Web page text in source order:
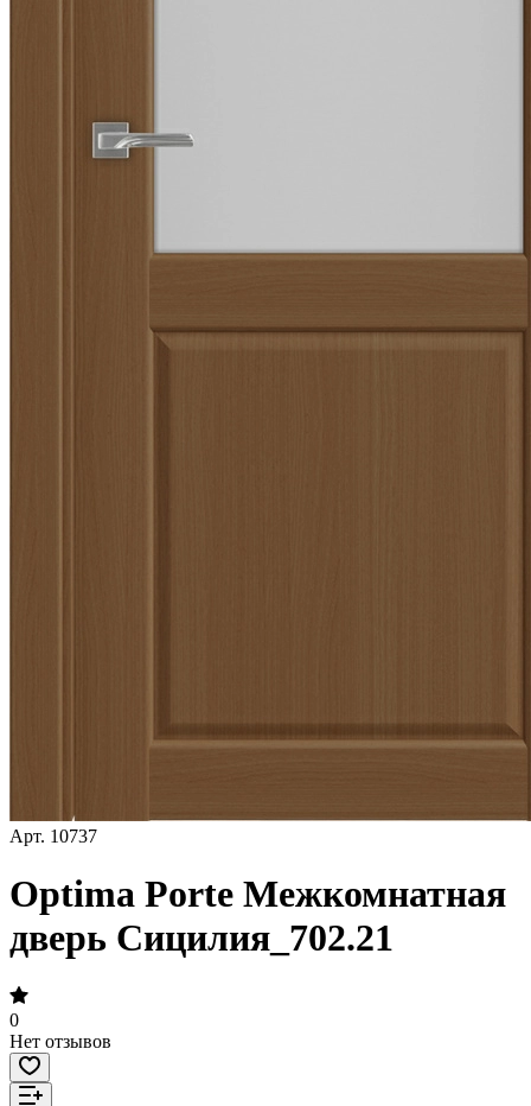
Арт. 10737
Optima Porte Межкомнатная
дверь Сицилия_702.21
0
Нет отзывов